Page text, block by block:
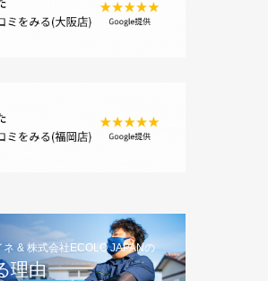
ネ & 株式会社ECOLO JAPANの
理由